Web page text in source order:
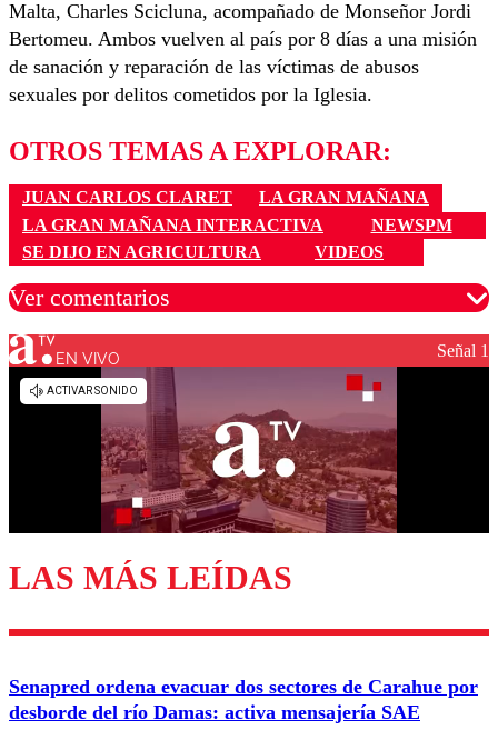
Malta, Charles Scicluna, acompañado de Monseñor Jordi
Bertomeu. Ambos vuelven al país por 8 días a una misión
de sanación y reparación de las víctimas de abusos
sexuales por delitos cometidos por la Iglesia.
OTROS TEMAS A EXPLORAR:
JUAN CARLOS CLARET
LA GRAN MAÑANA
LA GRAN MAÑANA INTERACTIVA
NEWSPM
SE DIJO EN AGRICULTURA
VIDEOS
Ver comentarios
Los comentarios son moderados para garantizar un
Enviar comentario
EN VIVO Señal 1
LAS MÁS LEÍDAS
Senapred ordena evacuar dos sectores de Carahue por
desborde del río Damas: activa mensajería SAE